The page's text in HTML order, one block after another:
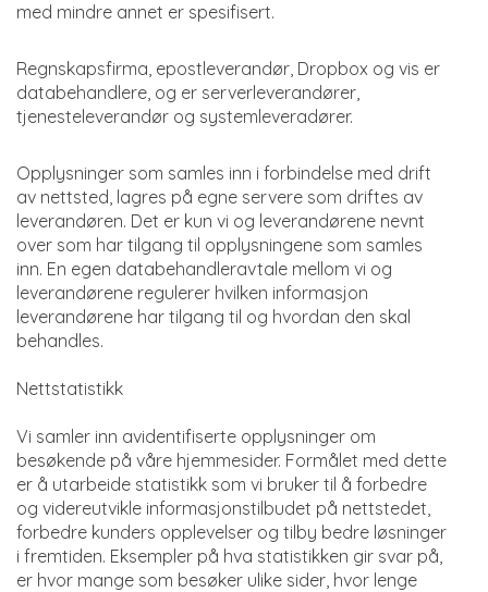
med mindre annet er spesifisert.
Regnskapsfirma, epostleverandør, Dropbox og vis er
databehandlere, og er serverleverandører,
tjenesteleverandør og systemleveradører.
Opplysninger som samles inn i forbindelse med drift
av nettsted, lagres på egne servere som driftes av
leverandøren. Det er kun vi og leverandørene nevnt
over som har tilgang til opplysningene som samles
inn. En egen databehandleravtale mellom vi og
leverandørene regulerer hvilken informasjon
leverandørene har tilgang til og hvordan den skal
behandles.
Nettstatistikk
Vi samler inn avidentifiserte opplysninger om
besøkende på våre hjemmesider. Formålet med dette
er å utarbeide statistikk som vi bruker til å forbedre
og videreutvikle informasjonstilbudet på nettstedet,
forbedre kunders opplevelser og tilby bedre løsninger
i fremtiden. Eksempler på hva statistikken gir svar på,
er hvor mange som besøker ulike sider, hvor lenge